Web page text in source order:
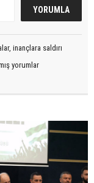
inançlara saldırı
yorumlar